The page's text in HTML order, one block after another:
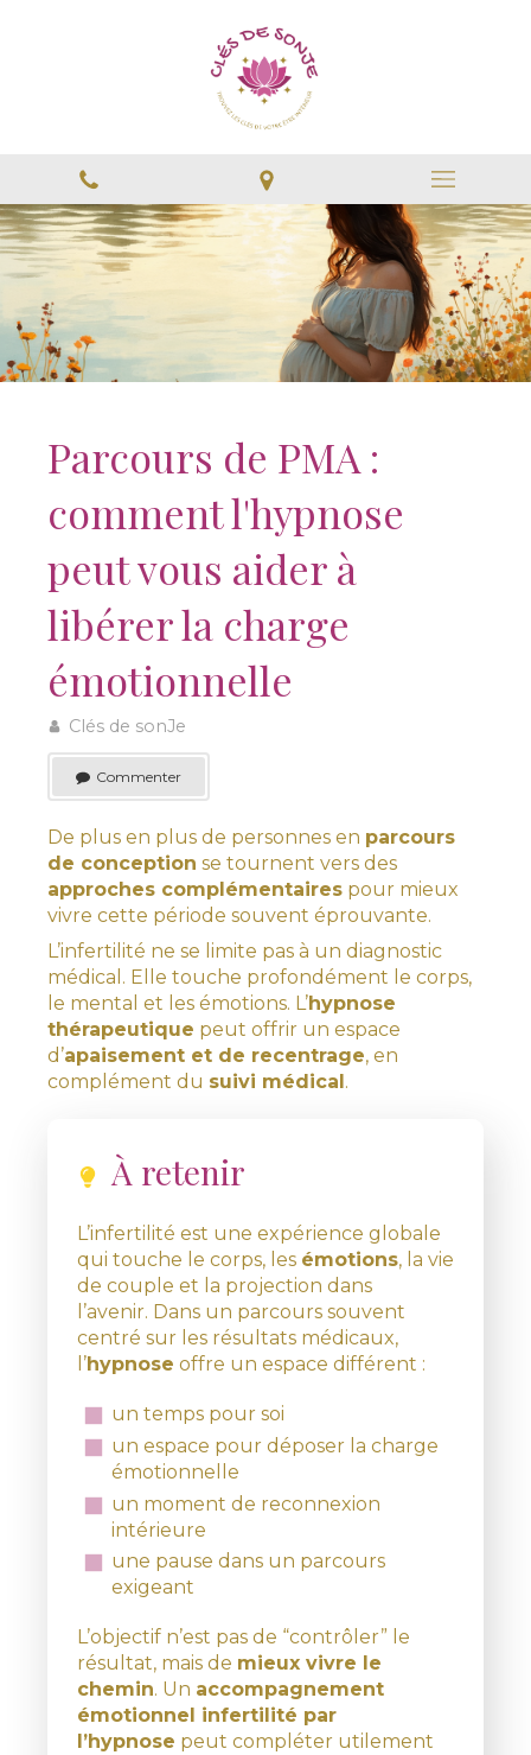
Parcours de PMA :
comment l'hypnose
peut vous aider à
libérer la charge
émotionnelle
Clés de sonJe
Commenter
De plus en plus de personnes en parcours
de conception se tournent vers des
approches complémentaires pour mieux
vivre cette période souvent éprouvante.
L’infertilité ne se limite pas à un diagnostic
médical. Elle touche profondément le corps,
le mental et les émotions. L’hypnose
thérapeutique peut offrir un espace
d’apaisement et de recentrage, en
complément du suivi médical.
À retenir
L’infertilité est une expérience globale
qui touche le corps, les émotions, la vie
de couple et la projection dans
l’avenir. Dans un parcours souvent
centré sur les résultats médicaux,
l’hypnose offre un espace différent :
un temps pour soi
un espace pour déposer la charge
émotionnelle
un moment de reconnexion
intérieure
une pause dans un parcours
exigeant
L’objectif n’est pas de “contrôler” le
résultat, mais de mieux vivre le
chemin. Un accompagnement
émotionnel infertilité par
l’hypnose peut compléter utilement